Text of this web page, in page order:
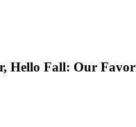
Hello Fall: Our